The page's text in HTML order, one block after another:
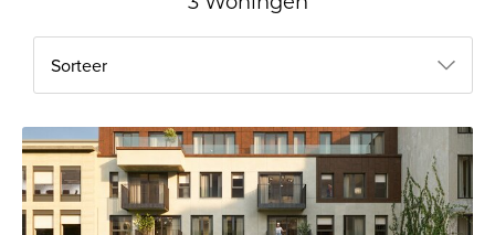
Sorteer